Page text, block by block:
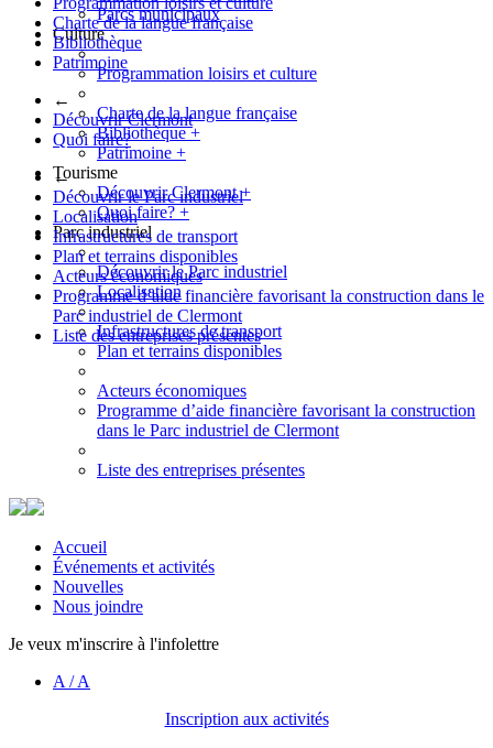
Charte de la langue française
Bibliothèque
Patrimoine
←
Découvrir Clermont
Quoi faire?
←
Découvrir le Parc industriel
Localisation
Infrastructures de transport
Plan et terrains disponibles
Acteurs économiques
Programme d’aide financière favorisant la construction dans le
Parc industriel de Clermont
Liste des entreprises présentes
Parcs municipaux
Culture
Programmation loisirs et culture
Charte de la langue française
Bibliothèque+
Patrimoine +
Tourisme
Découvrir Clermont+
Quoi faire? +
Parc industriel
Découvrir le Parc industriel
Localisation
Infrastructures de transport
Plan et terrains disponibles
Acteurs économiques
Programme d’aide financière favorisant la construction
dans le Parc industriel de Clermont
Liste des entreprises présentes
Accueil
Événements et activités
Nouvelles
Nous joindre
Je veux m'inscrire à l'infolettre
A /A
Inscription aux activités